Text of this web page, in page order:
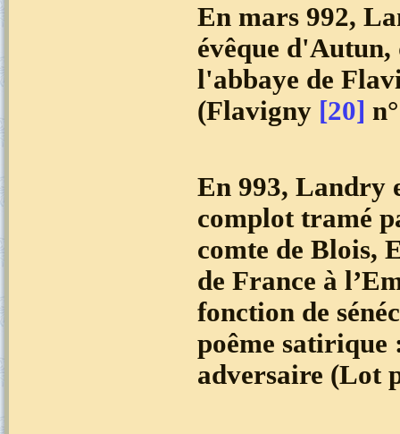
En mars 992,
évêque
l'abbaye de
(Flavigny [20]
En 993, Landry
complot tramé
comte de Blois,
de France à
fonction de
poême
adversaire (Lot